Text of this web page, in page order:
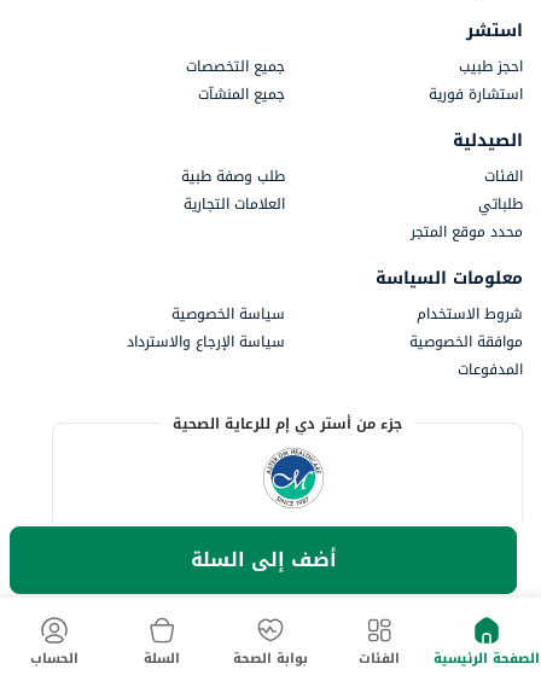
أضف إلى السلة
استشر
احجز طبيب
جميع التخصصات
استشارة فورية
جميع المنشآت
الصيدلية
الفئات
طلب وصفة طبية
طلباتي
العلامات التجارية
محدد موقع المتجر
معلومات السياسة
شروط الاستخدام
سياسة الخصوصية
موافقة الخصوصية
سياسة الإرجاع والاسترداد
المدفوعات
جزء من أستر دي إم للرعاية الصحية
الصفحة الرئيسية الفئات بوابة الصحة السلة الحساب